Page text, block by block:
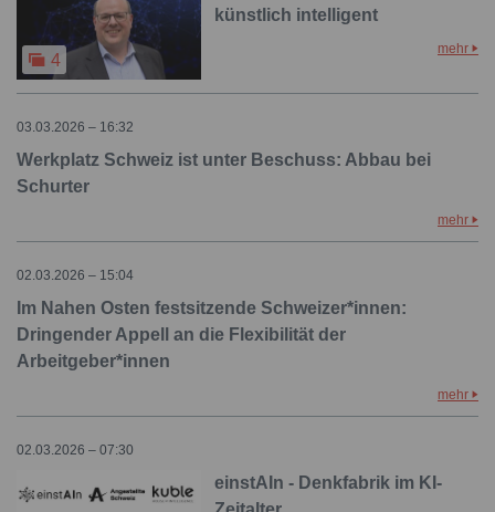
4
künstlich intelligent
mehr
03.03.2026 – 16:32
Werkplatz Schweiz ist unter Beschuss: Abbau bei
Schurter
mehr
02.03.2026 – 15:04
Im Nahen Osten festsitzende Schweizer*innen:
Dringender Appell an die Flexibilität der
Arbeitgeber*innen
mehr
02.03.2026 – 07:30
einstAIn - Denkfabrik im KI-